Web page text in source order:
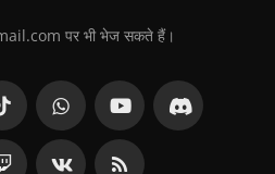
पर भी भेज सकते हैं।